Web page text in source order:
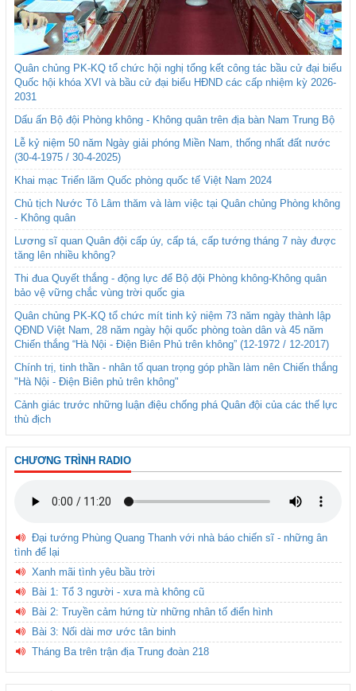
Quân chủng PK-KQ tổ chức hội nghị tổng kết công tác bầu cử đại biểu
Quốc hội khóa XVI và bầu cử đại biểu HĐND các cấp nhiệm kỳ 2026-
2031
Dấu ấn Bộ đội Phòng không - Không quân trên địa bàn Nam Trung Bộ
Lễ kỷ niệm 50 năm Ngày giải phóng Miền Nam, thống nhất đất nước
(30-4-1975 / 30-4-2025)
Khai mạc Triển lãm Quốc phòng quốc tế Việt Nam 2024
Chủ tịch Nước Tô Lâm thăm và làm việc tại Quân chủng Phòng không
- Không quân
Lương sĩ quan Quân đội cấp úy, cấp tá, cấp tướng tháng 7 này được
tăng lên nhiều không?
Thi đua Quyết thắng - động lực để Bộ đội Phòng không-Không quân
bảo vệ vững chắc vùng trời quốc gia
Quân chủng PK-KQ tổ chức mít tinh kỷ niệm 73 năm ngày thành lập
QĐND Việt Nam, 28 năm ngày hội quốc phòng toàn dân và 45 năm
Chiến thắng “Hà Nội - Điện Biên Phủ trên không” (12-1972 / 12-2017)
Chính trị, tinh thần - nhân tố quan trọng góp phần làm nên Chiến thắng
"Hà Nội - Điện Biên phủ trên không"
Cảnh giác trước những luận điệu chống phá Quân đội của các thế lực
thù địch
CHƯƠNG TRÌNH RADIO
Đại tướng Phùng Quang Thanh với nhà báo chiến sĩ - những ân
tình để lại
Xanh mãi tình yêu bầu trời
Bài 1: Tổ 3 người - xưa mà không cũ
Bài 2: Truyền cảm hứng từ những nhân tố điển hình
Bài 3: Nối dài mơ ước tân binh
Tháng Ba trên trận địa Trung đoàn 218